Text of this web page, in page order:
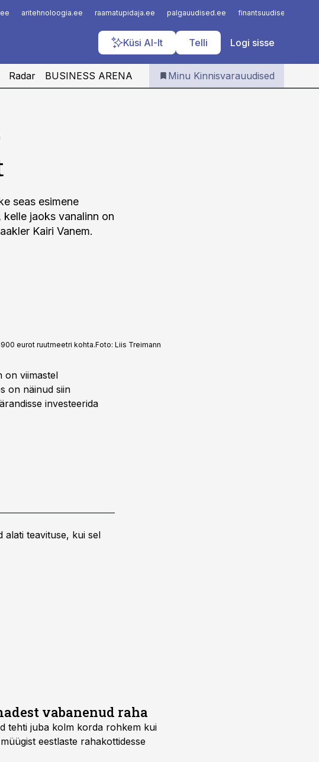
aritehnoloogia.ee raamatupidaja.ee palgauudised.ee finantsuudised.ee
Küsi AI-lt Telli Logi sisse
Iseteenindus
Telli Kinnisvarauudised
Radar BUSINESS ARENA Minu Kinnisvarauudised
seas esimene
jaoks vanalinn on
Kairi Vanem.
eurot ruutmeetri kohta.Foto: Liis Treimann
on viimastel
on näinud siin
investeerida
alati teavituse, kui sel
vabanenud raha
tehti juba kolm korda rohkem kui
eestlaste rahakottidesse